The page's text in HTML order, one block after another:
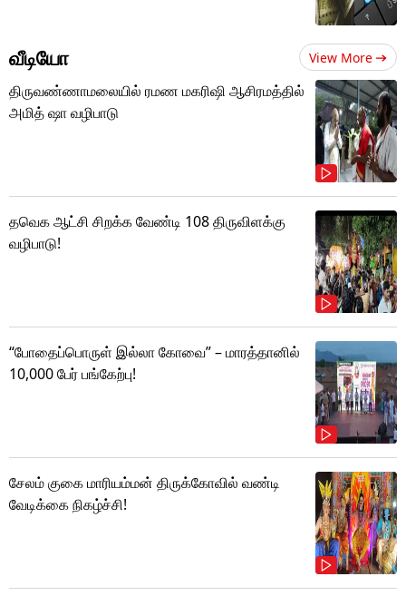
வீடியோ View More
திருவண்ணாமலையில் ரமண மகரிஷி ஆசிரமத்தில்
அமித் ஷா வழிபாடு
தவெக ஆட்சி சிறக்க வேண்டி 108 திருவிளக்கு
வழிபாடு!
“போதைப்பொருள் இல்லா கோவை” – மாரத்தானில்
10,000 பேர் பங்கேற்பு!
சேலம் குகை மாரியம்மன் திருக்கோவில் வண்டி
வேடிக்கை நிகழ்ச்சி!